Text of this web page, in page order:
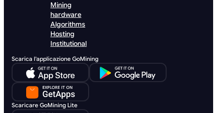
Mining
hardware
Algorithms
Hosting
Institutional
Scarica l'applicazione GoMining
Scaricare GoMining Lite